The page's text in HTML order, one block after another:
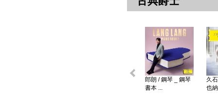
郎朗 / 鋼琴 _ 鋼琴
書本 ...
久
也